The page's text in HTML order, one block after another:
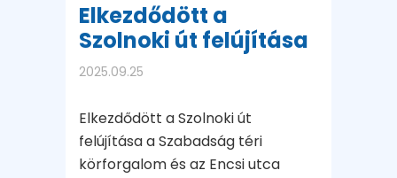
Elkezdődött a
Szolnoki út felújítása
2025.09.25
Elkezdődött a Szolnoki út
felújítása a Szabadság téri
körforgalom és az Encsi utca